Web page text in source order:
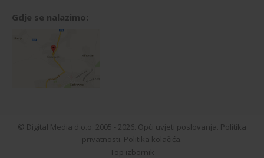
windowwindowwindowwindow
Gdje se nalazimo:
© Digital Media d.o.o. 2005 - 2026. Opći uvjeti poslovanja. Politika
privatnosti. Politika kolačića.
Top izbornik